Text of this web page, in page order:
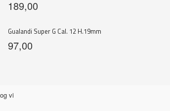
189,00
Gualandi Super G Cal. 12 H.19mm
97,00
vi